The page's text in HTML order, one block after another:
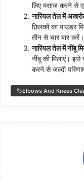
लिए मसाज करने से
नारियल तेल में
छिलकों का पाउडर
तीन से चार बार करें।
नारियल तेल में नींबू
नींबू की मिलाएं।
करने से जल्दी
Elbows And Knees